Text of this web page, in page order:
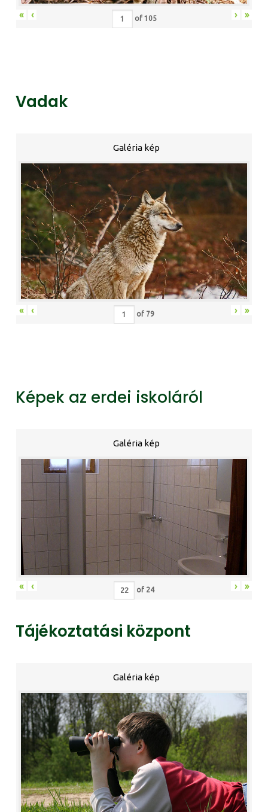
« ‹ of 105 › »
Vadak
Galéria kép
« ‹ of 79 › »
Képek az erdei iskoláról
Galéria kép
« ‹ of 24 › »
Tájékoztatási központ
Galéria kép